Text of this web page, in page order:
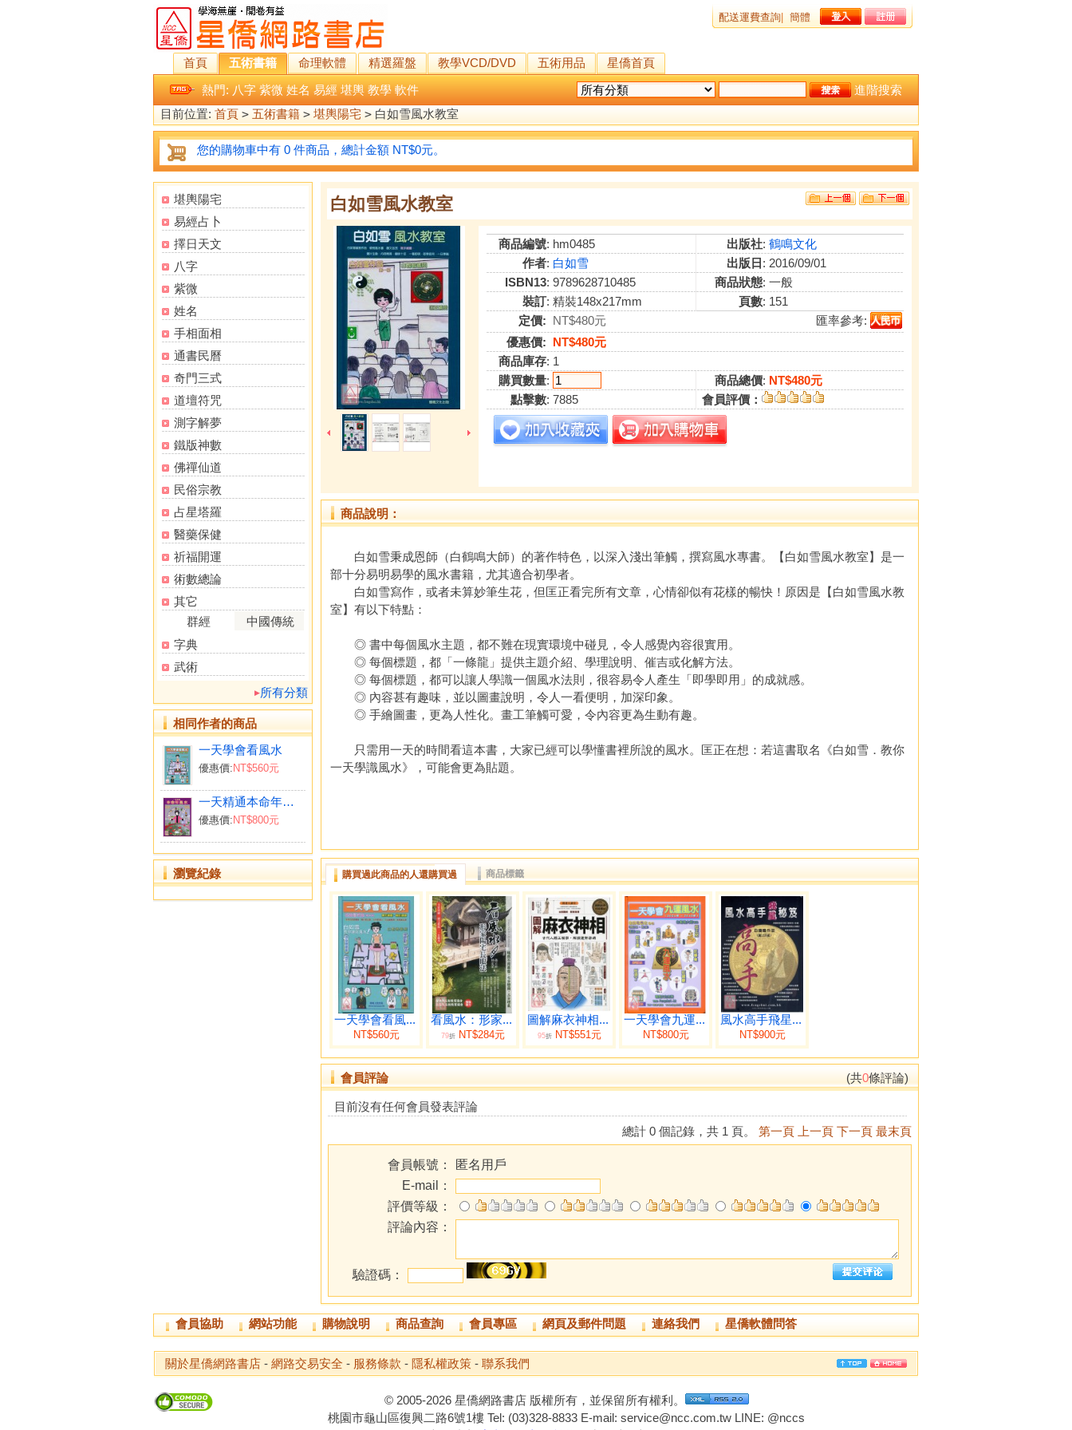
配送運費查詢 簡體
首頁 五術書籍 命理軟體 精選羅盤 教學VCD/DVD 五術用品
星僑首頁
熱門: 八字 紫微 姓名 易經 堪輿 教學 軟件
進階搜索
目前位置: 首頁 > 五術書籍 > 堪輿陽宅 > 白如雪風水教室
您的購物車中有 0 件商品，總計金額 NT$0元。
堪輿陽宅
易經占卜
擇日天文
八字
紫微
姓名
手相面相
通書民曆
奇門三式
道壇符咒
測字解夢
鐵版神數
佛禪仙道
民俗宗教
占星塔羅
醫藥保健
祈福開運
術數總論
其它
群經
中國傳統
字典
武術
所有分類
相同作者的商品
一天學會看風水
優惠價: NT$560元
一天精通本命年風水
優惠價: NT$800元
瀏覽紀錄
白如雪風水教室
商品編號: hm0485 出版社: 鶴鳴文化
作者: 白如雪 出版日 : 2016/09/01
ISBN13: 9789628710485 商品狀態: 一般
裝訂: 精裝148x217mm 頁數: 151
定價: NT$480元
匯率參考:
優惠價: NT$480元
商品庫存: 1
購買數量: 商品總價: NT$480元
點擊數: 7885 會員評價：
商品說明：
白如雪秉成恩師（白鶴鳴大師）的著作特色，以深入淺出筆觸，撰寫風水專書。【白如雪風水教室】是一
部十分易明易學的風水書籍，尤其適合初學者。
白如雪寫作，或者未算妙筆生花，但匡正看完所有文章，心情卻似有花樣的暢快！原因是【白如雪風水教
室】有以下特點：
◎ 書中每個風水主題，都不難在現實環境中碰見，令人感覺內容很實用。
◎ 每個標題，都「一條龍」提供主題介紹、學理說明、催吉或化解方法。
◎ 每個標題，都可以讓人學識一個風水法則，很容易令人產生「即學即用」的成就感。
◎ 內容甚有趣味，並以圖畫說明，令人一看便明，加深印象。
◎ 手繪圖畫，更為人性化。畫工筆觸可愛，令內容更為生動有趣。
只需用一天的時間看這本書，大家已經可以學懂書裡所說的風水。匡正在想：若這書取名《白如雪．教你
一天學識風水》，可能會更為貼題。
購買過此商品的人還購買過 商品標籤
一天學會看風...
NT$560元
看風水：形家...
79折NT$284元
圖解麻衣神相...
95折NT$551元
一天學會九運...
NT$800元
風水高手飛星...
NT$900元
會員評論 (共0條評論)
目前沒有任何會員發表評論
總計 0 個記錄，共 1 頁。 第一頁 上一頁 下一頁 最末頁
會員帳號：
匿名用戶
E-mail：
評價等級：
評論內容：
驗證碼：
會員協助 網站功能 購物說明 商品查詢 會員專區 網頁及郵件問題 連絡我們 星僑軟體問答
關於星僑網路書店 - 網路交易安全 - 服務條款 - 隱私權政策 - 聯系我們
© 2005-2026 星僑網路書店 版權所有，並保留所有權利。
桃園市龜山區復興二路6號1樓 Tel: (03)328-8833 E-mail: service@ncc.com.tw LINE: @nccs